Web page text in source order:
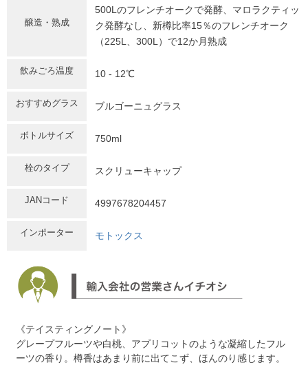
醸造・熟成
500Lのフレンチオークで発酵、マロラクティッ
ク発酵なし、新樽比率15％のフレンチオーク
（225L、300L）で12か月熟成
飲みごろ温度 10 - 12℃
おすすめグラス ブルゴーニュグラス
ボトルサイズ 750ml
栓のタイプ スクリューキャップ
JANコード 4997678204457
インポーター モトックス
《テイスティングノート》
グレープフルーツや白桃、アプリコットのような凝縮したフル
ーツの香り。樽香はあまり前に出てこず、ほんのり感じます。